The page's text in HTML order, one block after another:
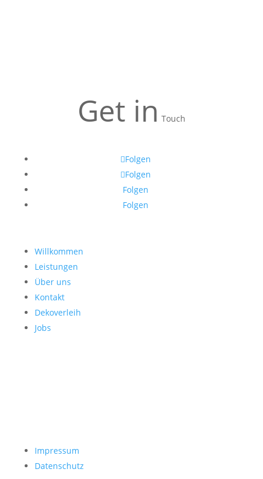
Get in Touch
Folgen
Folgen
Folgen
Folgen
Willkommen
Leistungen
Über uns
Kontakt
Dekoverleih
Jobs
Impressum
Datenschutz